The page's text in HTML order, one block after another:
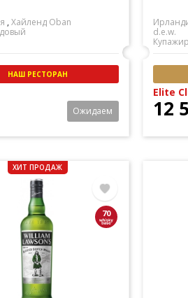
,Хайленд Oban
НАШ РЕСТОРАН
Ожидаем
d.e.w.
Elite
12
ХИТ ПРОДАЖ
70